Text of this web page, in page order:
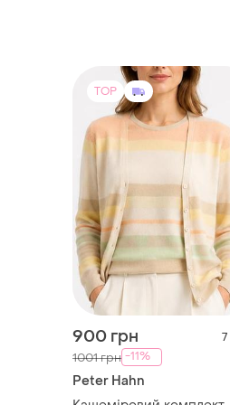
900 грн 7
1001 грн -11%
Peter Hahn
Кашеміровий комплект
peter hahn 100% кашемір
кардиган і джемпер у
пастельну смужку
L і ще 1